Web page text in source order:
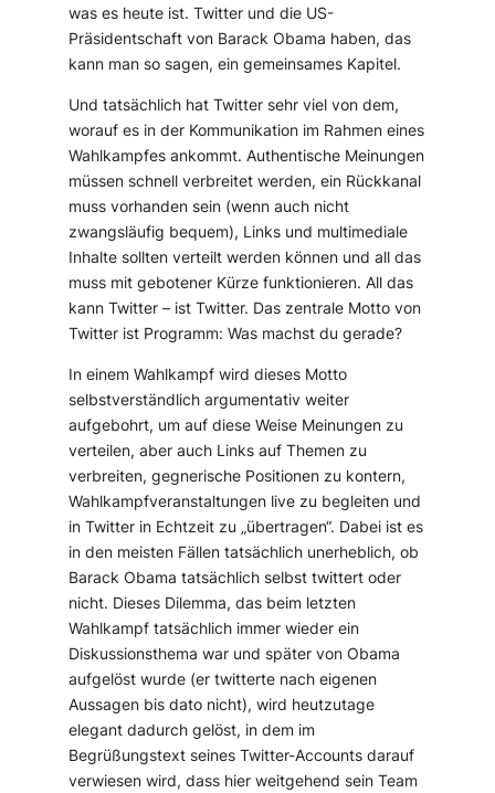
was es heute ist. Twitter und die US-
Präsidentschaft von Barack Obama haben, das
kann man so sagen, ein gemeinsames Kapitel.
Und tatsächlich hat Twitter sehr viel von dem,
worauf es in der Kommunikation im Rahmen eines
Wahlkampfes ankommt. Authentische Meinungen
müssen schnell verbreitet werden, ein Rückkanal
muss vorhanden sein (wenn auch nicht
zwangsläufig bequem), Links und multimediale
Inhalte sollten verteilt werden können und all das
muss mit gebotener Kürze funktionieren. All das
kann Twitter – ist Twitter. Das zentrale Motto von
Twitter ist Programm: Was machst du gerade?
In einem Wahlkampf wird dieses Motto
selbstverständlich argumentativ weiter
aufgebohrt, um auf diese Weise Meinungen zu
verteilen, aber auch Links auf Themen zu
verbreiten, gegnerische Positionen zu kontern,
Wahlkampfveranstaltungen live zu begleiten und
in Twitter in Echtzeit zu „übertragen“. Dabei ist es
in den meisten Fällen tatsächlich unerheblich, ob
Barack Obama tatsächlich selbst twittert oder
nicht. Dieses Dilemma, das beim letzten
Wahlkampf tatsächlich immer wieder ein
Diskussionsthema war und später von Obama
aufgelöst wurde (er twitterte nach eigenen
Aussagen bis dato nicht), wird heutzutage
elegant dadurch gelöst, in dem im
Begrüßungstext seines Twitter-Accounts darauf
verwiesen wird, dass hier weitgehend sein Team